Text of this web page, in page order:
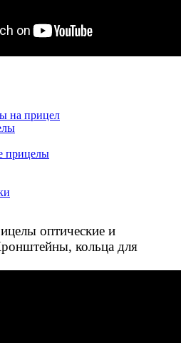
на прицел
прицелы
оптические и
кольца для